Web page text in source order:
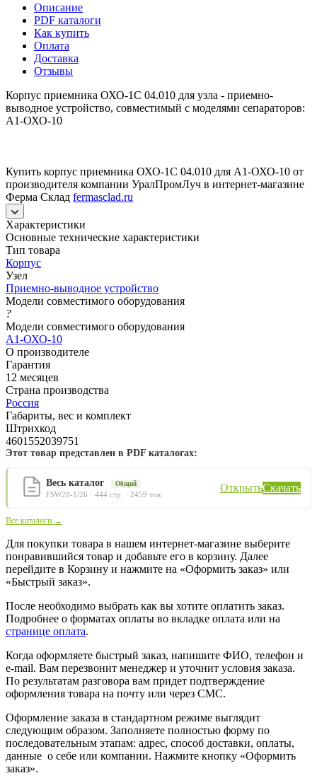
Описание
PDF каталоги
Как купить
Оплата
Доставка
Отзывы
Корпус приемника ОХО-1С 04.010 для узла - приемно-
выводное устройство, совместимый с моделями сепараторов:
А1-ОХО-10
Купить корпус приемника ОХО-1С 04.010 для А1-ОХО-10 от
производителя компании УралПромЛуч в интернет-магазине
Ферма Склад fermasclad.ru
Характеристики
Основные технические характеристики
Тип товара
Корпус
Узел
Приемно-выводное устройство
Модели совместимого оборудования
?
Модели совместимого оборудования
А1-ОХО-10
О производителе
Гарантия
12 месяцев
Страна производства
Россия
Габариты, вес и комплект
Штрихкод
4601552039751
Этот товар представлен в PDF каталогах:
Весь каталог Общий
FSW28-1/26 · 444 стр. · 2459 тов.
ОткрытьСкачать
Все каталоги →
Для покупки товара в нашем интернет-магазине выберите
понравившийся товар и добавьте его в корзину. Далее
перейдите в Корзину и нажмите на «Оформить заказ» или
«Быстрый заказ».
После необходимо выбрать как вы хотите оплатить заказ.
Подробнее о форматах оплаты во вкладке оплата или на
странице оплата.
Когда оформляете быстрый заказ, напишите ФИО, телефон и
e-mail. Вам перезвонит менеджер и уточнит условия заказа.
По результатам разговора вам придет подтверждение
оформления товара на почту или через СМС.
Оформление заказа в стандартном режиме выглядит
следующим образом. Заполняете полностью форму по
последовательным этапам: адрес, способ доставки, оплаты,
данные о себе или компании. Нажмите кнопку «Оформить
заказ».